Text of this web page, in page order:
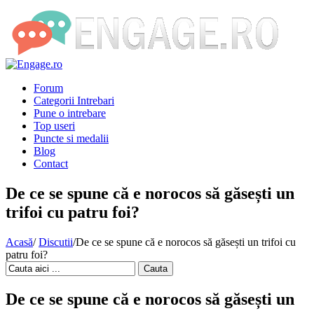
Forum
Categorii Intrebari
Pune o intrebare
Top useri
Puncte si medalii
Blog
Contact
De ce se spune că e norocos să găsești un
trifoi cu patru foi?
Acasă/ Discutii/De ce se spune că e norocos să găsești un trifoi cu
patru foi?
Cauta
De ce se spune că e norocos să găsești un